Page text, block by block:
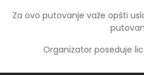
Za ovo putovanje važe opšti
Organizator poseduje